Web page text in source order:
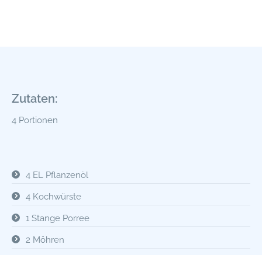
Zutaten:
4 Portionen
4 EL Pflanzenöl
4 Kochwürste
1 Stange Porree
2 Möhren